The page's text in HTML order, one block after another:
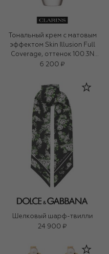
Тональный крем с матовым
эффектом Skin Illusion Full
Coverage, оттенок 100.3N
(30ml)
6 200 ₽
Шелковый шарф-твилли
24 900 ₽